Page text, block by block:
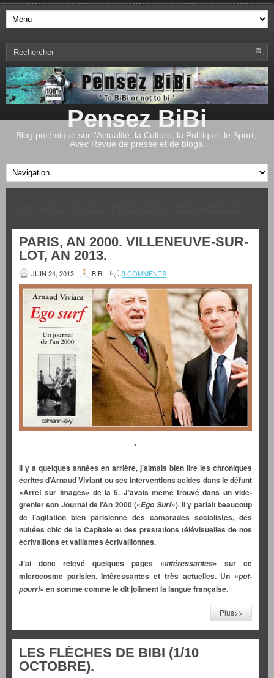
Pensez BiBi
Blog polémique sur l'Actualité, la Culture, la Politique, le Sport,.
Avec Revue de presse et de blogs.
PARIS, AN 2000. VILLENEUVE-SUR-
LOT, AN 2013.
JUIN 24, 2013 BIBI 3 COMMENTS
*
Il y a quelques années en arrière, j’aimais bien lire les chroniques
écrites d’Arnaud Viviant ou ses interventions acides dans le défunt
«Arrêt sur Images» de la 5. J’avais même trouvé dans un vide-
grenier son Journal de l’An 2000 («Ego Surf»). Il y parlait beaucoup
de l’agitation bien parisienne des camarades socialistes, des
nuitées chic de la Capitale et des prestations télévisuelles de nos
écrivaillons et vaillantes écrivaillonnes.
J’ai donc relevé quelques pages «intéressantes» sur ce
microcosme parisien. Intéressantes et très actuelles. Un «pot-
pourri» en somme comme le dit joliment la langue française.
Plus>>
LES FLÈCHES DE BIBI (1/10
OCTOBRE).